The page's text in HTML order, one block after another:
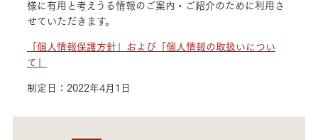
様に有用と考えうる情報のご案内・ご紹介のために利用さ
せていただきます。
「個人情報保護方針」および「個人情報の取扱いについ
て」
制定日：2022年4月1日